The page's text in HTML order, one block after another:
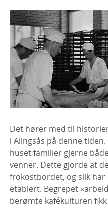
Det hører med til
i Alingsås på denne
huset familier gjerne
venner. Dette gjorde at
frokostbordet, og slik har
etablert. Begrepet
berømte kafékulturen